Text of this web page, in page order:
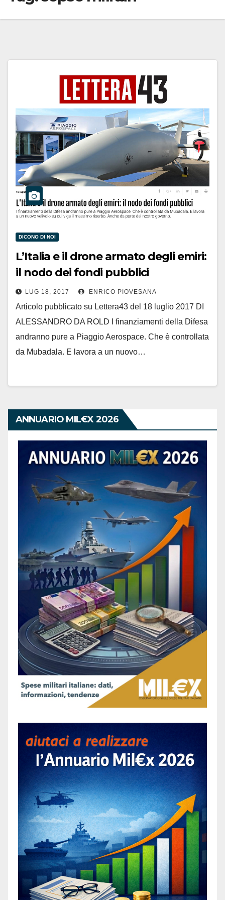
DICONO DI NOI
L’Italia e il drone armato degli emiri:
il nodo dei fondi pubblici
LUG 18, 2017 ENRICO PIOVESANA
Articolo pubblicato su Lettera43 del 18 luglio 2017 DI
ALESSANDRO DA ROLD I finanziamenti della Difesa
andranno pure a Piaggio Aerospace. Che è controllata
da Mubadala. E lavora a un nuovo…
ANNUARIO MIL€X 2026